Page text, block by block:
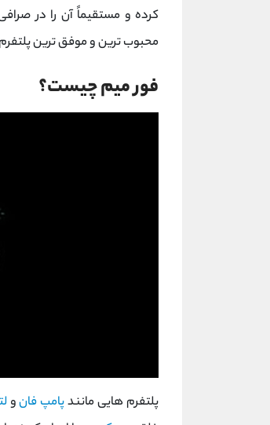
کرده و مستقیماً آن را در
محبوب‌ ترین و موفق ‌ترین
فور میم چیست؟
پلتفرم‌ هایی مانندپامپ فانو